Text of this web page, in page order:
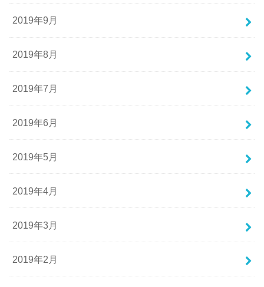
2019年9月
2019年8月
2019年7月
2019年6月
2019年5月
2019年4月
2019年3月
2019年2月